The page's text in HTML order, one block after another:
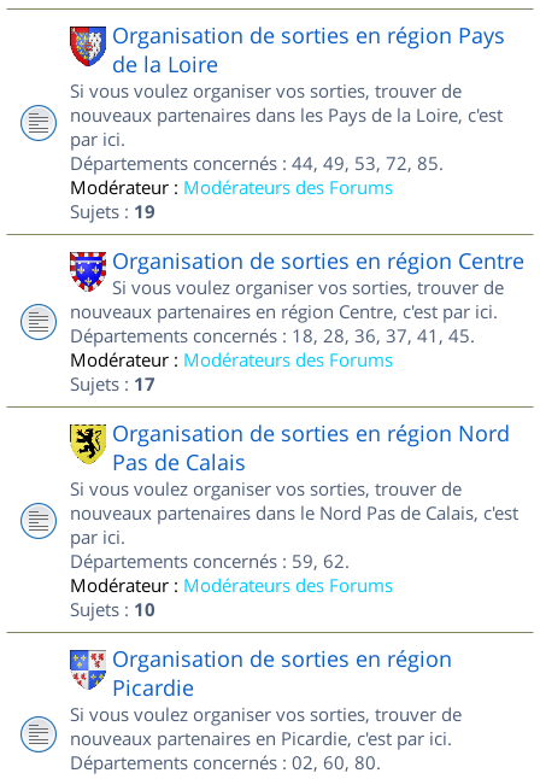
Organisation de sorties en région Pays
de la Loire
Si vous voulez organiser vos sorties, trouver de
nouveaux partenaires dans les Pays de la Loire, c'est
par ici.
Départements concernés : 44, 49, 53, 72, 85.
Modérateur : Modérateurs des Forums
Sujets : 19
Organisation de sorties en région Centre
Si vous voulez organiser vos sorties, trouver de
nouveaux partenaires en région Centre, c'est par ici.
Départements concernés : 18, 28, 36, 37, 41, 45.
Modérateur : Modérateurs des Forums
Sujets : 17
Organisation de sorties en région Nord
Pas de Calais
Si vous voulez organiser vos sorties, trouver de
nouveaux partenaires dans le Nord Pas de Calais, c'est
par ici.
Départements concernés : 59, 62.
Modérateur : Modérateurs des Forums
Sujets : 10
Organisation de sorties en région
Picardie
Si vous voulez organiser vos sorties, trouver de
nouveaux partenaires en Picardie, c'est par ici.
Départements concernés : 02, 60, 80.